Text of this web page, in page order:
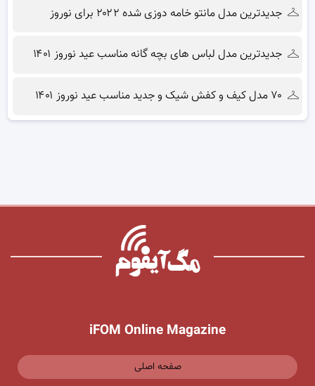
جدیدترین مدل مانتو خامه دوزی شده ۲۰۲۲ برای نوروز
جدیدترین مدل لباس های بچه گانه مناسب عید نوروز ۱۴۰۱
۷۰ مدل کیف و کفش شیک و جدید مناسب عید نوروز ۱۴۰۱
iFOM Online Magazine
صفحه اصلی